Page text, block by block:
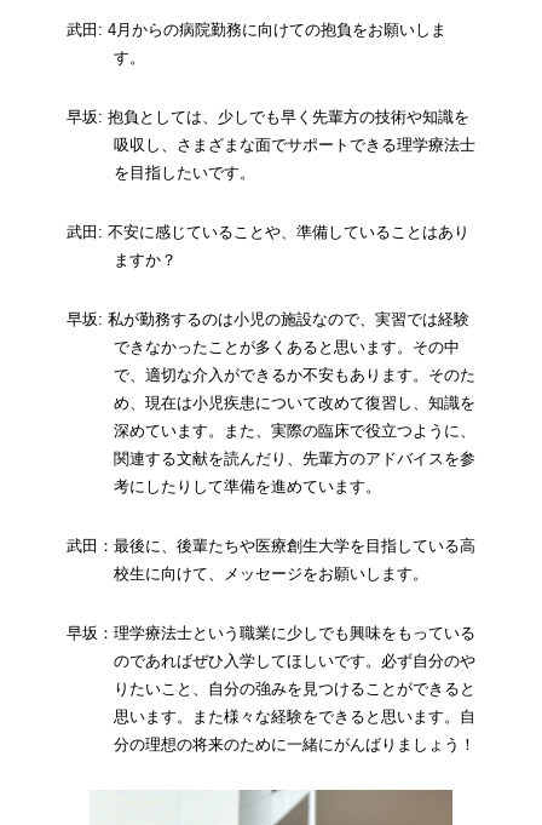
武田: 4月からの病院勤務に向けての抱負をお願いしま
す。
早坂: 抱負としては、少しでも早く先輩方の技術や知識を
吸収し、さまざまな面でサポートできる理学療法士
を目指したいです。
武田: 不安に感じていることや、準備していることはあり
ますか？
早坂: 私が勤務するのは小児の施設なので、実習では経験
できなかったことが多くあると思います。その中
で、適切な介入ができるか不安もあります。そのた
め、現在は小児疾患について改めて復習し、知識を
深めています。また、実際の臨床で役立つように、
関連する文献を読んだり、先輩方のアドバイスを参
考にしたりして準備を進めています。
武田：最後に、後輩たちや医療創生大学を目指している高
校生に向けて、メッセージをお願いします。
早坂：理学療法士という職業に少しでも興味をもっている
のであればぜひ入学してほしいです。必ず自分のや
りたいこと、自分の強みを見つけることができると
思います。また様々な経験をできると思います。自
分の理想の将来のために一緒にがんばりましょう！